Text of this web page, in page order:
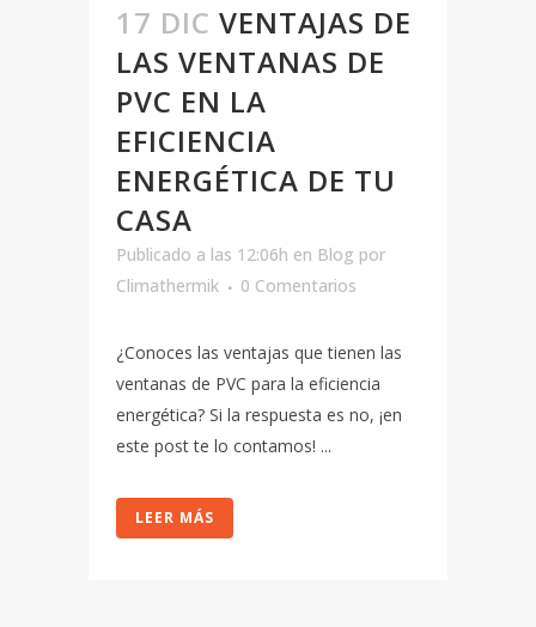
17 DIC VENTAJAS DE
LAS VENTANAS DE
PVC EN LA
EFICIENCIA
ENERGÉTICA DE TU
CASA
Publicado a las 12:06h en Blog por
Climathermik
0 Comentarios
¿Conoces las ventajas que tienen las
ventanas de PVC para la eficiencia
energética? Si la respuesta es no, ¡en
este post te lo contamos! ...
LEER MÁS